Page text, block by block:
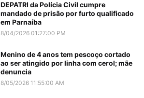
DEPATRI da Polícia Civil cumpre
mandado de prisão por furto qualificado
em Parnaíba
8/04/2026 01:27:00 PM
Menino de 4 anos tem pescoço cortado
ao ser atingido por linha com cerol; mãe
denuncia
8/05/2026 11:55:00 AM